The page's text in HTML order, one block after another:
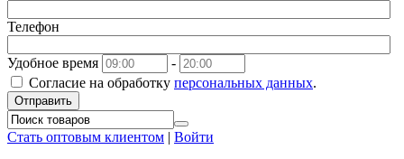
Телефон
Удобное время
-
Согласие на обработку персональных данных.
Отправить
Стать оптовым клиентом | Войти